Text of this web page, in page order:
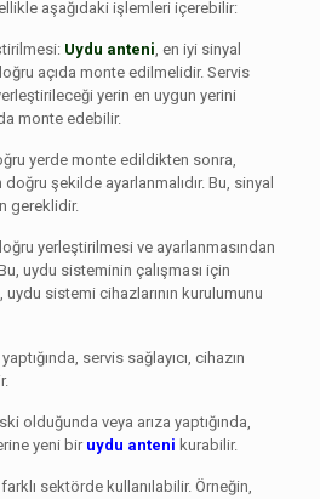
aşağıdaki işlemleri içerebilir:
Uydu anteni, en iyi sinyal
açıda monte edilmelidir. Servis
yerin en uygun yerini
monte edebilir.
yerde monte edildikten sonra,
doğru şekilde ayarlanmalıdır. Bu, sinyal
gereklidir.
yerleştirilmesi ve ayarlanmasından
uydu sisteminin çalışması için
uydu sistemi cihazlarının kurulumunu
servis sağlayıcı, cihazın
olduğunda veya arıza yaptığında,
yeni bir uydu anteni kurabilir.
sektörde kullanılabilir. Örneğin,